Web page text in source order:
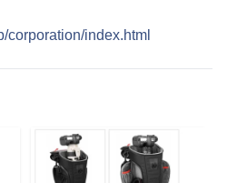
corporation/index.html